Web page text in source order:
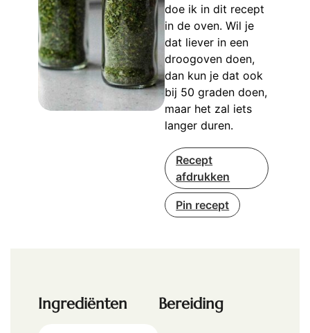
doe ik in dit recept
in de oven. Wil je
dat liever in een
droogoven doen,
dan kun je dat ook
bij 50 graden doen,
maar het zal iets
langer duren.
Recept
afdrukken
Pin recept
Ingrediënten Bereiding